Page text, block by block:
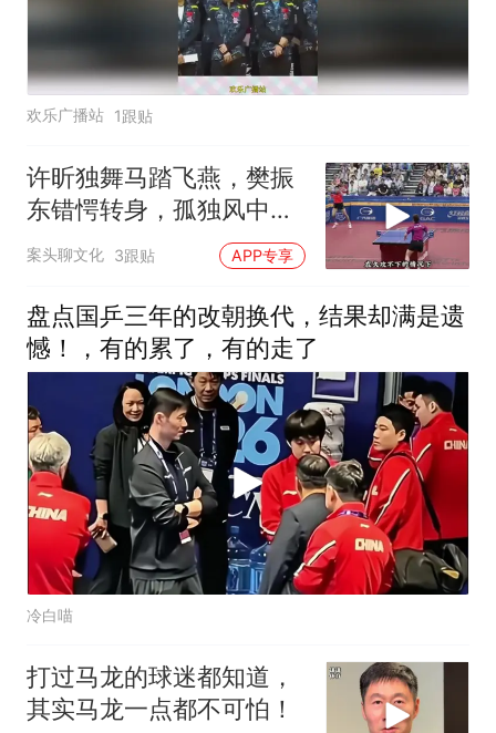
欢乐广播站 1跟贴
许昕独舞马踏飞燕，樊振
东错愕转身，孤独风中凌
乱瞬间
案头聊文化 3跟贴 APP专享
盘点国乒三年的改朝换代，结果却满是遗
憾！，有的累了，有的走了
冷白喵
打过马龙的球迷都知道，
其实马龙一点都不可怕！